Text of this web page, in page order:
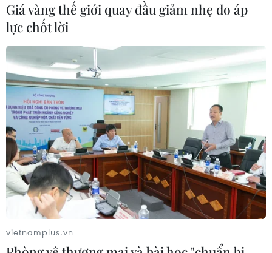
Giá vàng thế giới quay đầu giảm nhẹ do áp
lực chốt lời
vietnamplus.vn